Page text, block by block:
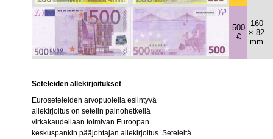
500
€
160
× 82
mm
Seteleiden allekirjoitukset
Euroseteleiden arvopuolella esiintyvä
allekirjoitus on setelin painohetkellä
virkakaudellaan toimivan Euroopan
keskuspankin pääjohtajan allekirjoitus. Seteleitä